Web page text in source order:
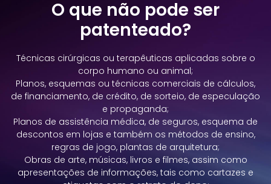
O que não pode ser
patenteado?
Técnicas cirúrgicas ou terapêuticas aplicadas sobre o
corpo humano ou animal;
Planos, esquemas ou técnicas comerciais de cálculos,
de financiamento, de crédito, de sorteio, de especulação
e propaganda;
Planos de assistência médica, de seguros, esquema de
descontos em lojas e também os métodos de ensino,
regras de jogo, plantas de arquitetura;
Obras de arte, músicas, livros e filmes, assim como
apresentações de informações, tais como cartazes e